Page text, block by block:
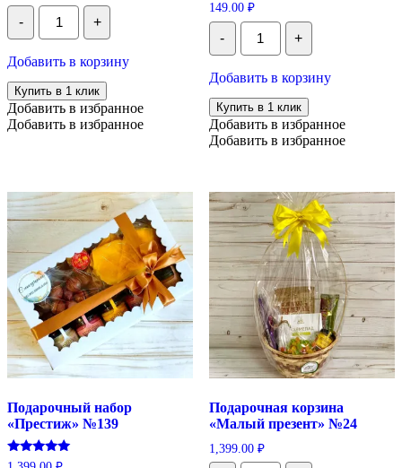
-
Количество
Подарочный
набор
сладостей
№25
+
Добавить в корзину
Купить в 1 клик
Добавить в избранное
Добавить в избранное
149.00 ₽
-
Количество
Мармелад
АтАг
со
вкусом
ананаса,
110г
+
Добавить в корзину
Купить в 1 клик
Добавить в избранное
Добавить в избранное
Подарочный набор
«Престиж» №139
Оценка
Подарочная корзина
«Малый презент» №24
1,399.00 ₽